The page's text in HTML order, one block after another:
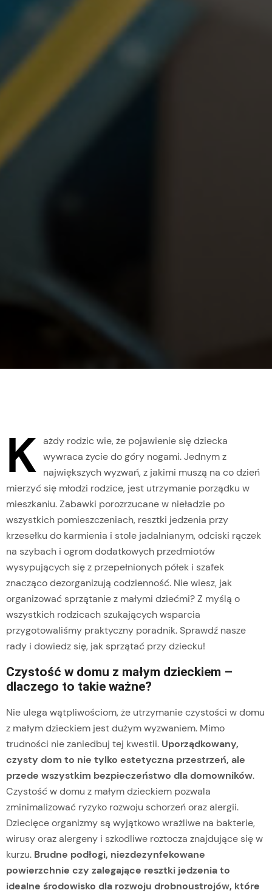
K ażdy rodzic wie, że pojawienie się dziecka
wywraca życie do góry nogami. Jednym z
największych wyzwań, z jakimi muszą na co dzień
mierzyć się młodzi rodzice, jest utrzymanie porządku w
mieszkaniu. Zabawki porozrzucane w nieładzie po
wszystkich pomieszczeniach, resztki jedzenia przy
krzesełku do karmienia i stole jadalnianym, odciski rączek
na szybach i ogrom dodatkowych przedmiotów
wysypujących się z przepełnionych półek i szafek
znacząco dezorganizują codzienność. Nie wiesz, jak
organizować sprzątanie z małymi dziećmi? Z myślą o
wszystkich rodzicach szukających wsparcia
przygotowaliśmy praktyczny poradnik. Sprawdź nasze
rady i dowiedz się, jak sprzątać przy dziecku!
Czystość w domu z małym dzieckiem –
dlaczego to takie ważne?
Nie ulega wątpliwościom, że utrzymanie czystości w domu
z małym dzieckiem jest dużym wyzwaniem. Mimo
trudności nie zaniedbuj tej kwestii. Uporządkowany,
czysty dom to nie tylko estetyczna przestrzeń, ale
przede wszystkim bezpieczeństwo dla domowników.
Czystość w domu z małym dzieckiem pozwala
zminimalizować ryzyko rozwoju schorzeń oraz alergii.
Dziecięce organizmy są wyjątkowo wrażliwe na bakterie,
wirusy oraz alergeny i szkodliwe roztocza znajdujące się w
kurzu. Brudne podłogi, niezdezynfekowane
powierzchnie czy zalegające resztki jedzenia to
idealne środowisko dla rozwoju drobnoustrojów, które